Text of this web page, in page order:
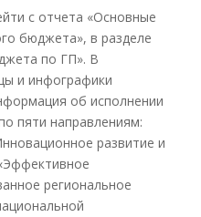
с отчета «Основные
бюджета», в разделе
по ГП». В
и инфографики
об исполнении
пяти направлениям:
развитие и
региональное